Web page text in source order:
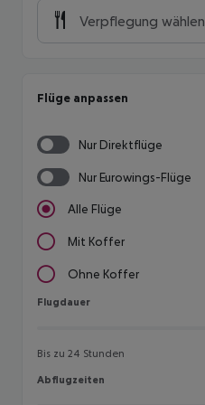
Verpflegung wählen
Flüge anpassen
Nur Direktflüge
Nur Eurowings-Flüge
Alle Flüge
Mit Koffer
Ohne Koffer
Flugdauer
Flugdauer
Bis zu 24 Stunden
Abflugzeiten
Abflugzeiten